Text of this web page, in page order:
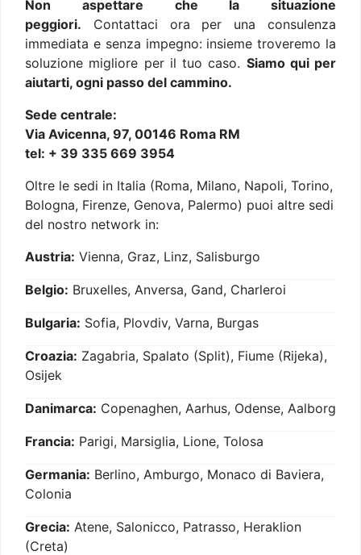
Non aspettare che la situazione
peggiori. Contattaci ora per una consulenza
immediata e senza impegno: insieme troveremo la
soluzione migliore per il tuo caso. Siamo qui per
aiutarti, ogni passo del cammino.
Sede centrale:
Via Avicenna, 97, 00146 Roma RM
tel: + 39 335 669 3954
Oltre le sedi in Italia (Roma, Milano, Napoli, Torino,
Bologna, Firenze, Genova, Palermo) puoi altre sedi
del nostro network in:
Austria: Vienna, Graz, Linz, Salisburgo
Belgio: Bruxelles, Anversa, Gand, Charleroi
Bulgaria: Sofia, Plovdiv, Varna, Burgas
Croazia: Zagabria, Spalato (Split), Fiume (Rijeka),
Osijek
Danimarca: Copenaghen, Aarhus, Odense, Aalborg
Francia: Parigi, Marsiglia, Lione, Tolosa
Germania: Berlino, Amburgo, Monaco di Baviera,
Colonia
Grecia: Atene, Salonicco, Patrasso, Heraklion
(Creta)